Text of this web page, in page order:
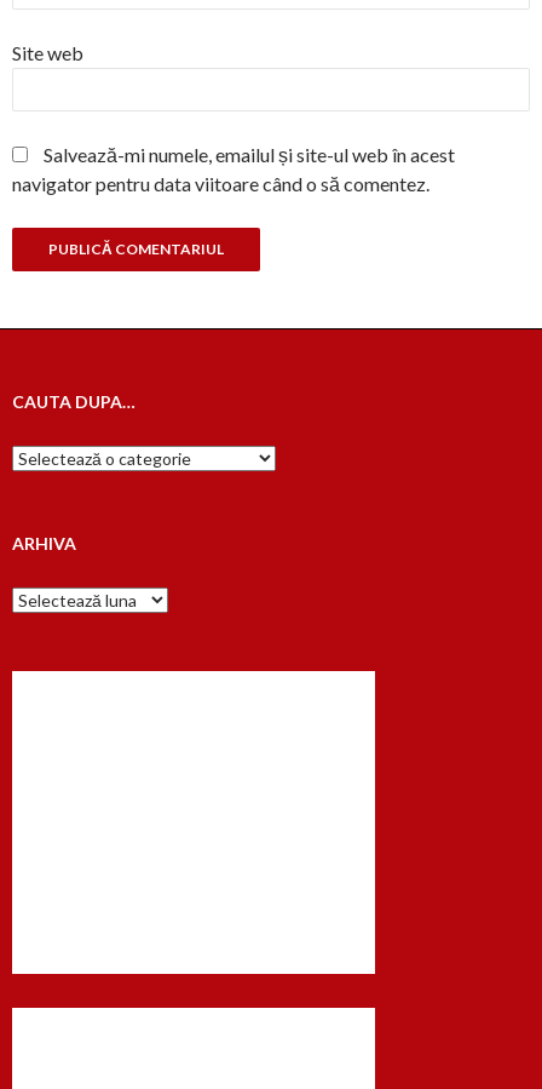
Site web
Salvează-mi numele, emailul și site-ul web în acest
navigator pentru data viitoare când o să comentez.
CAUTA DUPA…
Cauta
dupa…
ARHIVA
Arhiva